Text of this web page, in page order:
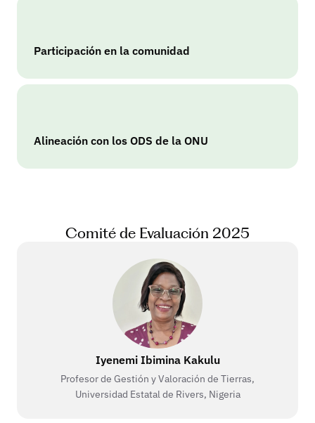
Participación en la comunidad
Alineación con los ODS de la ONU
Comité de Evaluación 2025
Iyenemi Ibimina Kakulu
Profesor de Gestión y Valoración de Tierras,
Universidad Estatal de Rivers, Nigeria